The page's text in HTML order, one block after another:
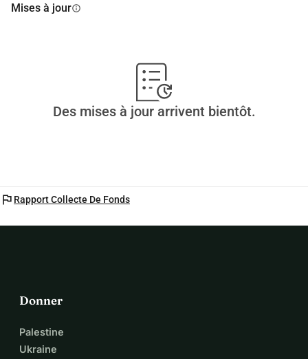
Mises à jourinfo
Des mises à jour arrivent bientôt.
flag Rapport Collecte De Fonds
Donner
Palestine
Ukraine